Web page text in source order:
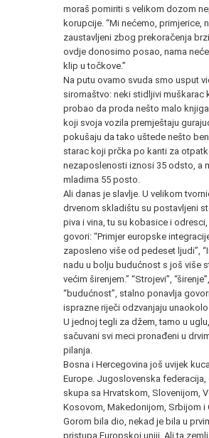
moraš pomiriti s velikom dozom
korupcije. “Mi nećemo, primjerice,
zaustavljeni zbog prekoračenja
ovdje donosimo posao, nama
klip u točkove.”
Na putu ovamo svuda smo usput
siromaštvo: neki stidljivi muškarac
probao da proda nešto malo
koji svoja vozila premještaju
pokušaju da tako uštede nešto
starac koji prčka po kanti za
nezaposlenosti iznosi 35 odsto, a
mladima 55 posto.
Ali danas je slavlje. U velikom
drvenom skladištu su postavljeni
piva i vina, tu su kobasice i
govori: “Primjer europske
zaposleno više od pedeset ljudi”,
nadu u bolju budućnost s još više
većim širenjem.” “Strojevi”, “širenje”,
“budućnost”, stalno ponavlja
isprazne riječi odzvanjaju unaokolo.
U jednoj tegli za džem, tamo u
sačuvani svi meci pronađeni u
pilanja.
Bosna i Hercegovina još uvijek
Europe. Jugoslovenska federacija,
skupa sa Hrvatskom, Slovenijom,
Kosovom, Makedonijom, Srbijom i
Gorom bila dio, nekad je bila u
pristupa Europskoj uniji. Ali ta